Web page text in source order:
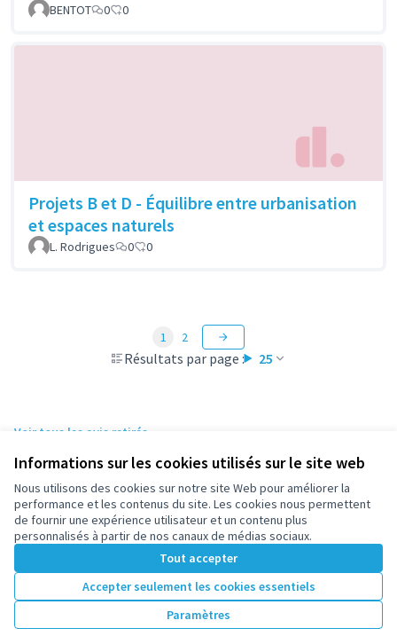
Informations sur les cookies utilisés sur le site web
Nous utilisons des cookies sur notre site Web pour améliorer la
performance et les contenus du site. Les cookies nous permettent
de fournir une expérience utilisateur et un contenu plus
personnalisés à partir de nos canaux de médias sociaux.
Tout accepter
Accepter seulement les cookies essentiels
Paramètres
BENTOT 0 0
Projets B et D - Équilibre entre urbanisation
et espaces naturels
L. Rodrigues 0 0
Résultats par page : 25
1 2
Voir tous les avis retirés
Conditions d'utilisation
Paramètres des cookies
participez.nanterre.fr sur X
(Lien externe)
participez.nanterre.fr sur Facebook
participez.nanterre.fr sur Instagram
participez.nanterre.fr sur YouTube
(Lien externe)
participez.nanterre.fr sur GitHub
(Lien externe)
Site réalisé grâce aulogiciel libre Decidim .
Licence
(Lien